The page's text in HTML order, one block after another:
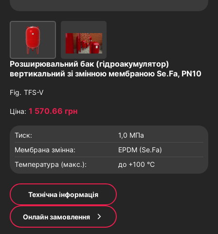
Розширювальний бак (гідроакумулятор)
вертикальний зі змінною мембраною Se.Fa, PN10
Fig. TFS-V
Ціна: 1 570.66 грн
Тиск:
1,0 МПа
Мембрана змінна:
EPDM (Se.Fa)
Температура (макс.):
до +100 °C
Технічна інформація
Онлайн замовлення